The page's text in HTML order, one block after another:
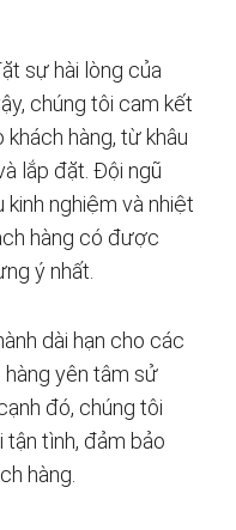
sự hài lòng của
chúng tôi cam kết
hàng, từ khâu
lắp đặt. Đội ngũ
kinh nghiệm và nhiệt
hàng có được
ý nhất.
dài hạn cho các
hàng yên tâm sử
đó, chúng tôi
tận tình, đảm bảo
hàng.